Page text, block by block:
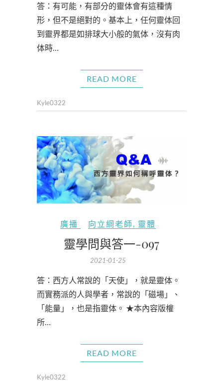
答：有可能，有部分的靈体會有這種情
形，但不是絕對的。基本上，任何靈体回
到靈界都是如排球大小般的氣体，沒有肉
体時…
READ MORE
Kyle0322
廣播 向立綱老師, 靈體
靈學問與答一-097
2021-01-25
答：西方人常說的「天使」，就是靈体。
而實務派的人與學者，常說的「磁場」、
「能量」，也是指靈体。 ★本內容版權
所…
READ MORE
Kyle0322